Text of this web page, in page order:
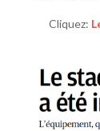
Cliquez: